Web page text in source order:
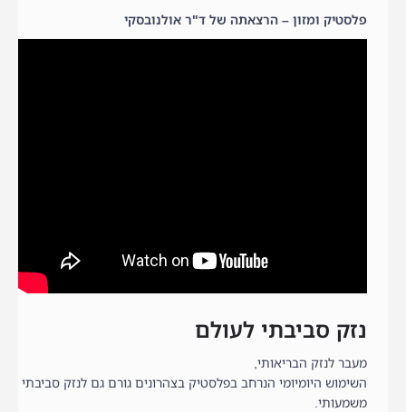
פלסטיק ומזון – הרצאתה של ד"ר אולנובסקי
נזק סביבתי לעולם
מעבר לנזק הבריאותי,
השימוש היומיומי הנרחב בפלסטיק בצהרונים גורם גם לנזק סביבתי
משמעותי.